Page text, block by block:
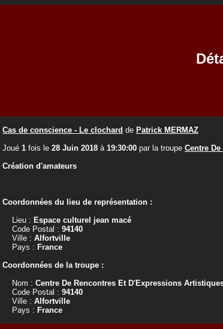
Cas de conscience - Le clochard de Patrick MERMAZ
Joué 1 fois le 28 Juin 2018 à 19:30:00 par la troupe Centre
Création d'amateurs
Coordonnées du lieu de représentation :
Lieu : Espace culturel jean macé
Code Postal : 94140
Ville : Alfortville
Pays : France
Coordonnées de la troupe :
Nom : Centre De Rencontres Et D'Expressions
Code Postal : 94140
Ville : Alfortville
Pays : France